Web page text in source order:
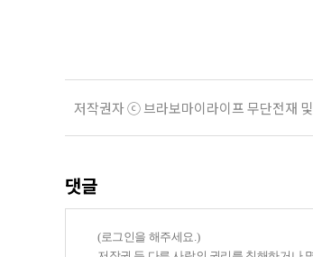
저작권자 ⓒ 브라보마이라이프 무단전재
댓글